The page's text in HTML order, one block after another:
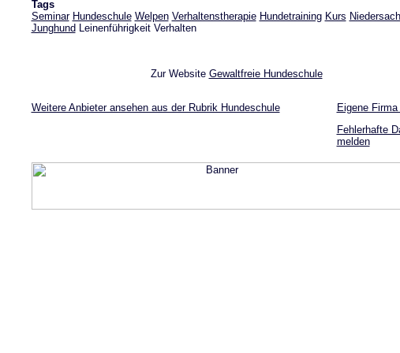
Tags
Seminar Hundeschule Welpen Verhaltenstherapie Hundetraining Kurs
JunghundLeinenführigkeit Verhalten
Zur Website Gewaltfreie Hundeschule
Weitere Anbieter ansehen aus der Rubrik Hundeschule
Eigene
Fehlerhafte
melden